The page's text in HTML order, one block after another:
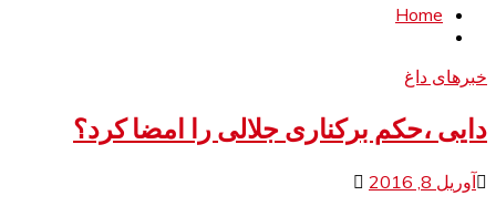
Home
خبرهای داغ
دایی ،حکم برکناری جلالی را امضا کرد؟
آوریل 8, 2016